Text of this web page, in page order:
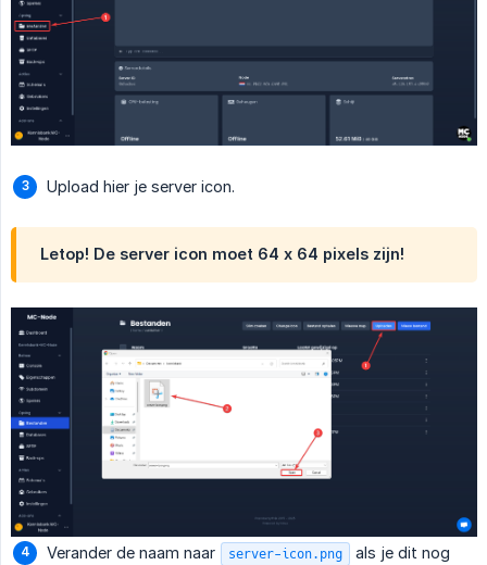
Upload hier je server icon.
Letop! De server icon moet 64 x 64 pixels zijn!
Verander de naam naar server-icon.png
als je dit nog